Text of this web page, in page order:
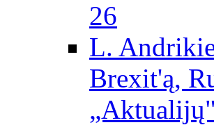
26
L.
Brexit'ą,